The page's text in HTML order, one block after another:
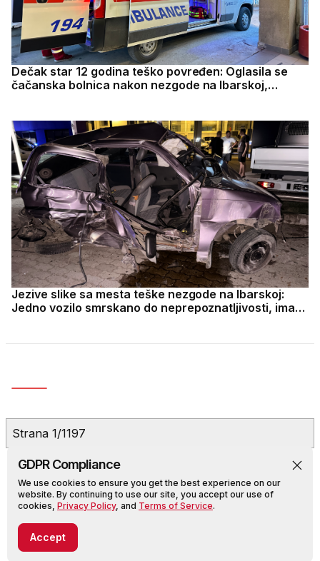
GDPR Compliance
We use cookies to ensure you get the best experience on our
website. By continuing to use our site, you accept our use of
cookies, Privacy Policy, and Terms of Service.
Accept
Dečak star 12 godina teško povređen: Oglasila se
čačanska bolnica nakon nezgode na Ibarskoj,
Jezive slike sa mesta teške nezgode na Ibarskoj:
Jedno vozilo smrskano do neprepoznatljivosti, ima
Strana 1/1197
MediaPortal ©